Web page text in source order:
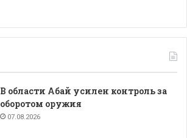
В области Абай усилен контроль за
оборотом оружия
07.08.2026